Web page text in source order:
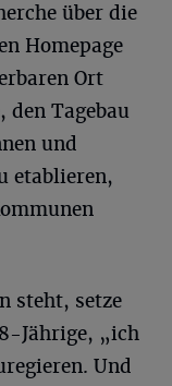
über die
Homepage
Ort
den Tagebau
und
etablieren,
steht, setze
Jährige, „ich
Und